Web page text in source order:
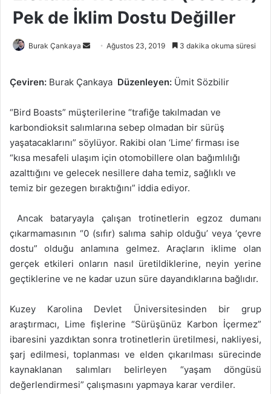
Pek de İklim Dostu Değiller
Burak Çankaya
Bir
göndermek
Ağustos 23, 2019 3 dakika okuma süresi
Çeviren: Burak Çankaya Düzenleyen: Ümit Sözbilir
“Bird Boasts” müşterilerine “trafiğe takılmadan ve
karbondioksit salımlarına sebep olmadan bir sürüş
yaşatacaklarını” söylüyor. Rakibi olan ‘Lime’ firması ise
“kısa mesafeli ulaşım için otomobillere olan bağımlılığı
azalttığını ve gelecek nesillere daha temiz, sağlıklı ve
temiz bir gezegen bıraktığını” iddia ediyor.
Ancak bataryayla çalışan trotinetlerin egzoz dumanı
çıkarmamasının “0 (sıfır) salıma sahip olduğu’ veya ‘çevre
dostu” olduğu anlamına gelmez. Araçların iklime olan
gerçek etkileri onların nasıl üretildiklerine, neyin yerine
geçtiklerine ve ne kadar uzun süre dayandıklarına bağlıdır.
Kuzey Karolina Devlet Üniversitesinden bir grup
araştırmacı, Lime fişlerine “Sürüşünüz Karbon İçermez”
ibaresini yazdıktan sonra trotinetlerin üretilmesi, nakliyesi,
şarj edilmesi, toplanması ve elden çıkarılması sürecinde
kaynaklanan salımları belirleyen “yaşam döngüsü
değerlendirmesi” çalışmasını yapmaya karar verdiler.